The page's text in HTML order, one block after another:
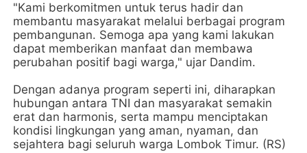
"Kami berkomitmen untuk terus hadir dan
membantu masyarakat melalui berbagai program
pembangunan. Semoga apa yang kami lakukan
dapat memberikan manfaat dan membawa
perubahan positif bagi warga," ujar Dandim.
Dengan adanya program seperti ini, diharapkan
hubungan antara TNI dan masyarakat semakin
erat dan harmonis, serta mampu menciptakan
kondisi lingkungan yang aman, nyaman, dan
sejahtera bagi seluruh warga Lombok Timur. (RS)